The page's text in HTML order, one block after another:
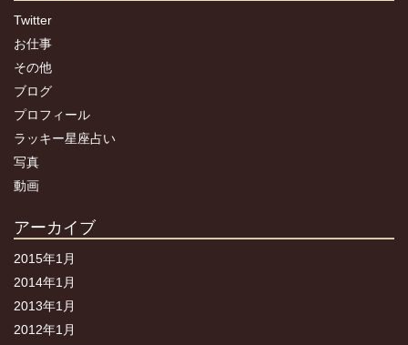
Twitter
お仕事
その他
ブログ
プロフィール
ラッキー星座占い
写真
動画
アーカイブ
2015年1月
2014年1月
2013年1月
2012年1月